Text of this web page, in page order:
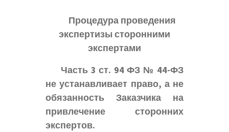
Процедура проведения
экспертизы сторонними
экспертами
Часть 3 ст. 94 ФЗ № 44-ФЗ
не устанавливает право, а не
обязанность Заказчика на
привлечение сторонних
экспертов.